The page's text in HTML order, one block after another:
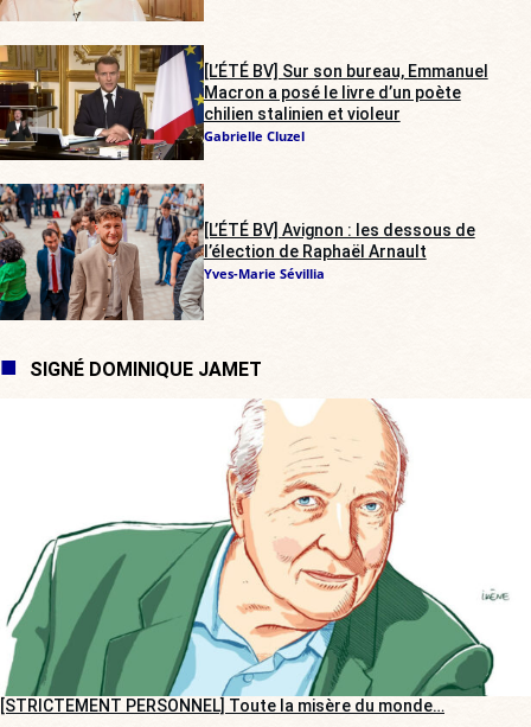
[L’ÉTÉ BV] Sur son bureau, Emmanuel
Macron a posé le livre d’un poète
chilien stalinien et violeur
Gabrielle Cluzel
[L’ÉTÉ BV] Avignon : les dessous de
l’élection de Raphaël Arnault
Yves-Marie Sévillia
SIGNÉ DOMINIQUE JAMET
[STRICTEMENT PERSONNEL] Toute la misère du monde…